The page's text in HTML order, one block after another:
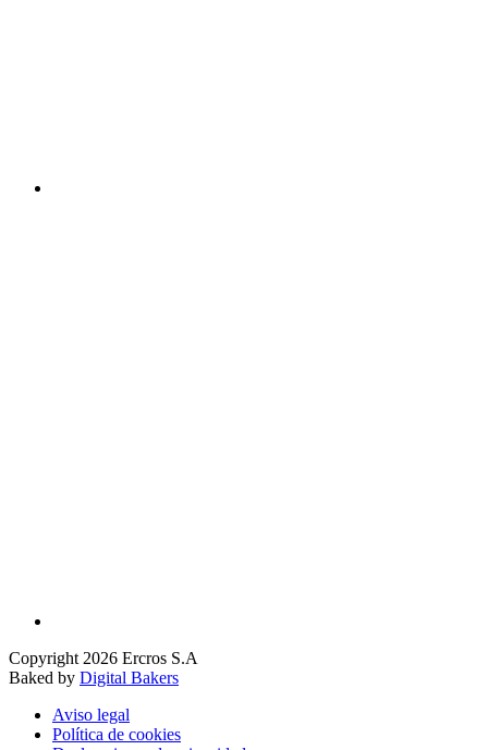
Copyright 2026 Ercros S.A
Baked by Digital Bakers
Aviso legal
Política de cookies